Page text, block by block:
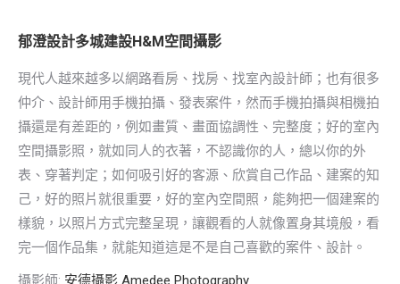
郁澄設計多城建設H&M空間攝影
現代人越來越多以網路看房、找房、找室內設計師；也有很多
仲介、設計師用手機拍攝、發表案件，然而手機拍攝與相機拍
攝還是有差距的，例如畫質、畫面協調性、完整度；好的室內
空間攝影照，就如同人的衣著，不認識你的人，總以你的外
表、穿著判定；如何吸引好的客源、欣賞自己作品、建案的知
己，好的照片就很重要，好的室內空間照，能夠把一個建案的
樣貌，以照片方式完整呈現，讓觀看的人就像置身其境般，看
完一個作品集，就能知道這是不是自己喜歡的案件、設計。
攝影師: 安德攝影 Amedee Photography